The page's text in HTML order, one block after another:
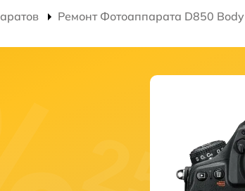
Ремонт Фотоаппарата D850 Body